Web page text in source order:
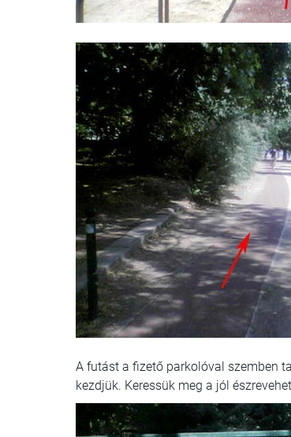
A futást a fizető parkolóval szemben
kezdjük. Keressük meg a jól